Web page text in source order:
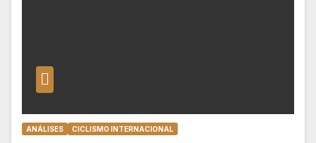
ANÁLISES CICLISMO INTERNACIONAL